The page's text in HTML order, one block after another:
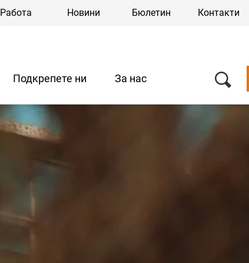
Работа Новини Бюлетин Контакти
Подкрепете ни За нас